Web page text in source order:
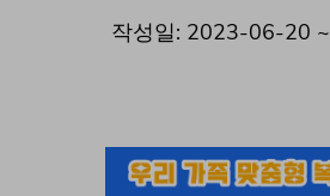
작성일: 2023-06-20 ~